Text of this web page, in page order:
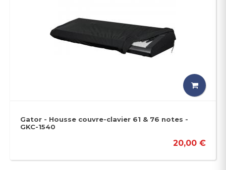
Gator - Housse couvre-clavier 61 & 76 notes -
GKC-1540
20,00 €